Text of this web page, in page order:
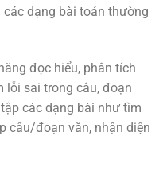
dạng bài toán thường
đọc hiểu, phân tích
lỗi sai trong câu, đoạn
các dạng bài như tìm
câu/đoạn văn, nhận diện